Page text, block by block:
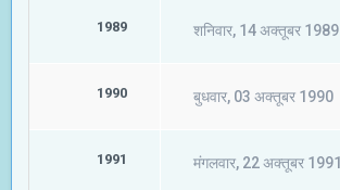
1989 शनिवार, 14 अक्तूबर 1989
1990 बुधवार, 03 अक्तूबर 1990
1991 मंगलवार, 22 अक्तूबर 1991